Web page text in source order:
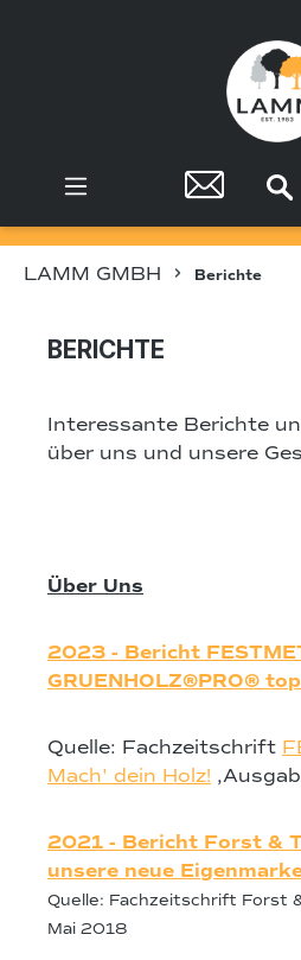
LAMM GMBH Berichte
BERICHTE
Interessante Berichte
über uns und unsere
Über Uns
2023 - Bericht
GRUENHOLZ®PRO®
Quelle: Fachzeitschrift
Mach' dein Holz!
2021 - Bericht Forst &
unsere neue
Quelle: Fachzeitschrift Forst
Mai 2018